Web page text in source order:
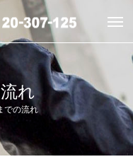
れ
での流れ